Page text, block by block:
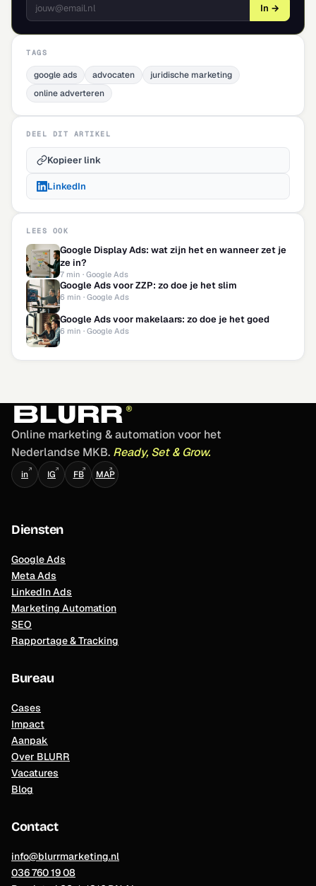
In →
TAGS
google ads advocaten
juridische marketing
online adverteren
DEEL DIT ARTIKEL
Kopieer link
LinkedIn
LEES OOK
Google Display Ads: wat zijn het en wanneer zet je
ze in?
7 min · Google Ads
Google Ads voor ZZP: zo doe je het slim
6 min · Google Ads
Google Ads voor makelaars: zo doe je het goed
6 min · Google Ads
Online marketing & automation voor het
Nederlandse MKB. Ready, Set & Grow.
in↗ IG↗ FB↗ MAP
↗
Diensten
Google Ads
Meta Ads
LinkedIn Ads
Marketing Automation
SEO
Rapportage & Tracking
Bureau
Cases
Impact
Aanpak
Over BLURR
Vacatures
Blog
Contact
info@blurrmarketing.nl
036 760 19 08